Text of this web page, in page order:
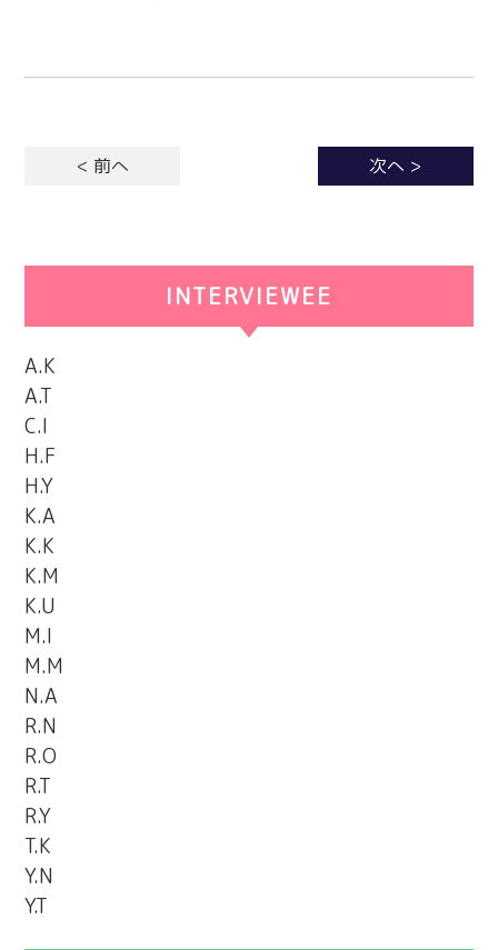
< 前へ 次へ >
INTERVIEWEE
A.K
A.T
C.I
H.F
H.Y
K.A
K.K
K.M
K.U
M.I
M.M
N.A
R.N
R.O
R.T
R.Y
T.K
Y.N
Y.T